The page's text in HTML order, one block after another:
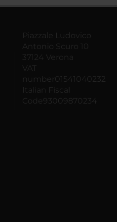
Piazzale Ludovico
Antonio Scuro 10
37124 Verona
VAT
number01541040232
Italian Fiscal
Code93009870234